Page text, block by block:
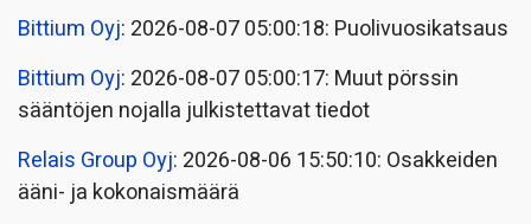
Bittium Oyj: 2026-08-07 05:00:18: Puolivuosikatsaus
Bittium Oyj: 2026-08-07 05:00:17: Muut pörssin
sääntöjen nojalla julkistettavat tiedot
Relais Group Oyj: 2026-08-06 15:50:10: Osakkeiden
ääni- ja kokonaismäärä